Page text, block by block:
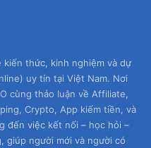
kiến thức, kinh nghiệm và dự
uy tín tại Việt Nam. Nơi
cùng thảo luận về Affiliate,
Crypto, App kiếm tiền, và
đến việc kết nối – học hỏi –
giúp người mới và người có